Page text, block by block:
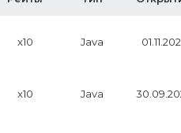
x10 Java
x10 Java